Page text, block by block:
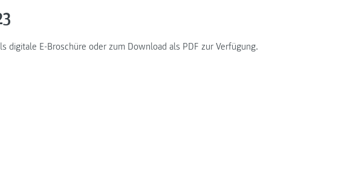
digitale E-Broschüre oder zum Download als PDF zur Verfügung.